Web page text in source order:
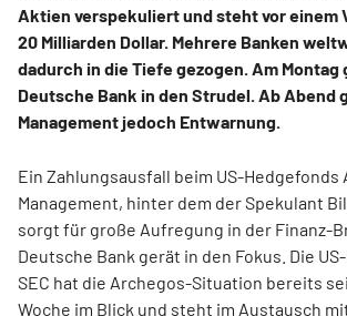
Aktien verspekuliert und steht vor einem
20 Milliarden Dollar. Mehrere Banken
dadurch in die Tiefe gezogen. Am
Deutsche Bank in den Strudel. Ab Abend
Management jedoch Entwarnung.
Ein Zahlungsausfall beim US-Hedgefonds
Management, hinter dem der Spekulant
sorgt für große Aufregung in der Finanz-
Deutsche Bank gerät in den Fokus. Die
SEC hat die Archegos-Situation bereits
Woche im Blick und steht im Austausch